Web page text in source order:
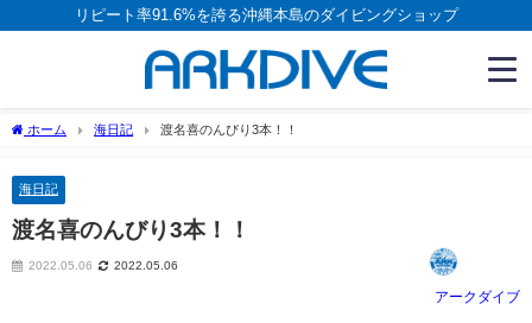
リピート率91.6%を誇る沖縄本島のダイビングショップ
ホーム 海日記 渡名喜のんびり3本！！
海日記
渡名喜のんびり3本！！
2022.05.06 2022.05.06
アークダイブ